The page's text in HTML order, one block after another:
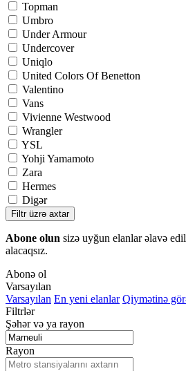
Topman
Umbro
Under Armour
Undercover
Uniqlo
United Colors Of Benetton
Valentino
Vans
Vivienne Westwood
Wrangler
YSL
Yohji Yamamoto
Zara
Hermes
Digər
Filtr üzrə axtar
Abone olun sizə uyğun elanlar əlavə
alacaqsız.
Abonə ol
Varsayılan
Varsayılan En yeni elanlar Qiymətinə
Filtrlər
Şəhər və ya rayon
Rayon